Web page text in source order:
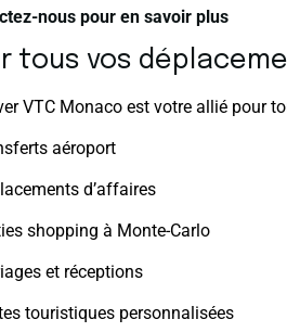
nous pour en savoir plus
tous vos
VTC Monaco est votre allié pour
aéroport
d’affaires
shopping à Monte-Carlo
et réceptions
touristiques personnalisées